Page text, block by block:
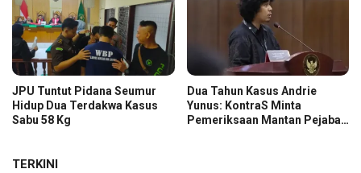
JPU Tuntut Pidana Seumur
Hidup Dua Terdakwa Kasus
Sabu 58 Kg
Dua Tahun Kasus Andrie
Yunus: KontraS Minta
Pemeriksaan Mantan Pejabat
TERKINI